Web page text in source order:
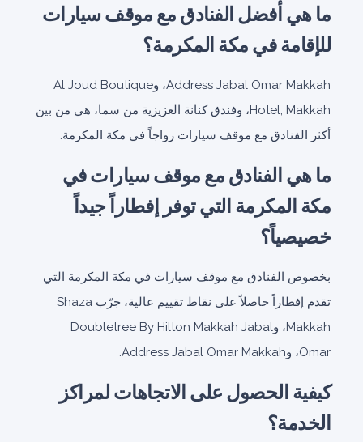
ما هي أفضل الفنادق مع موقف سيارات
للإقامة في مكة المكرمة؟
Address Jabal Omar Makkah، وAl Joud Boutique
Hotel, Makkah، وفندق كنانة العزيزية من سما، هي من بين
أكثر الفنادق مع موقف سيارات رواجاً في مكة المكرمة.
ما هي الفنادق مع موقف سيارات في
مكة المكرمة التي توفر إفطاراً جيداً
خصيصياً؟
بخصوص الفنادق مع موقف سيارات في مكة المكرمة التي
تقدم إفطاراً حاصلاً على نقاط تقييم عالية، جرّب Shaza
Makkah، وDoubletree By Hilton Makkah Jabal
Omar، وAddress Jabal Omar Makkah.
كيفية الحصول على الاتجاهات لمراكز
الخدمة؟